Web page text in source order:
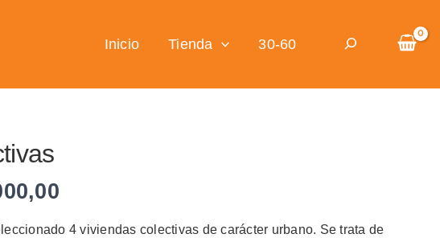
Inicio Tienda 30-60
Buscar
4 viviendas colectivas de carácter urbano. Se trata de